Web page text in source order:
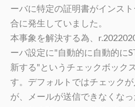
ーバに特定の証明書がインス
合に発生していました。
本事象を解決する為、
ーバ設定に"自動的に自動的に
新する"というチェックボック
す。デフォルトではチェック
が、メールが送信できなくな